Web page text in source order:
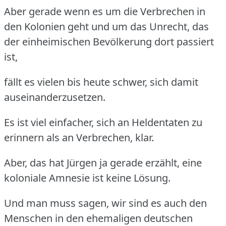
Aber gerade wenn es um die Verbrechen in
den Kolonien geht und um das Unrecht, das
der einheimischen Bevölkerung dort passiert
ist,
fällt es vielen bis heute schwer, sich damit
auseinanderzusetzen.
Es ist viel einfacher, sich an Heldentaten zu
erinnern als an Verbrechen, klar.
Aber, das hat Jürgen ja gerade erzählt, eine
koloniale Amnesie ist keine Lösung.
Und man muss sagen, wir sind es auch den
Menschen in den ehemaligen deutschen